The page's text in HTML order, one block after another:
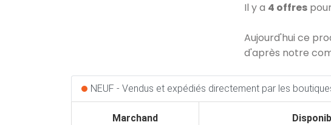
Il y a 4 offres
Aujourd'hui ce
d'après notre
NEUF - Vendus et expédiés directement par les
Marchand